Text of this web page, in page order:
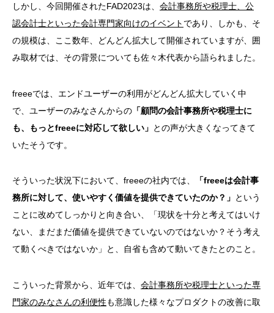
しかし、今回開催されたFAD2023は、 会計事務所や税理士、公
認会計士といった会計専門家向けのイベント であり、しかも、そ
の規模は、ここ数年、どんどん拡大して開催されていますが、囲
み取材では、その背景についても佐々木代表から語られました。
freeeでは、エンドユーザーの利用がどんどん拡大していく中
で、ユーザーのみなさんからの 「顧問の会計事務所や税理士に
も、もっとfreeeに対応して欲しい」 との声が大きくなってきて
いたそうです。
そういった状況下において、freeeの社内では、
「freeeは会計事
務所に対して、使いやすく価値を提供できていたのか？」 という
ことに改めてしっかりと向き合い、「現状を十分と考えてはいけ
ない、まだまだ価値を提供できていないのではないか？そう考え
て動くべきではないか」と、自省も含めて動いてきたとのこと。
こういった背景から、近年では、 会計事務所や税理士といった専
門家のみなさんの利便性も意識した様々なプロダクトの改善に取